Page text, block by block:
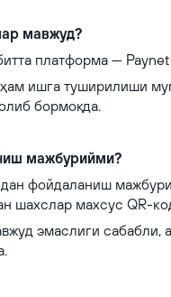
мавжуд?
платформа —
ишга туширилиши
бормоқда.
мажбурийми?
фойдаланиш
шахслар махсус QR-
эмаслиги сабабли,